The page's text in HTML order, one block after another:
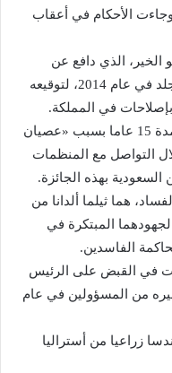
وجاءت الأحكام في أعقاب
الذي دافع عن
المدون رائد بدوي المحكوم بالسجن والجلد في عام 2014، لتوقيعه
في المملكة.
وقد صدر في حقه لاحقاً حكم بالسجن لمدة 15 عاما بسبب «عصيان
التواصل مع المنظمات
السعودية بهذه الجائزة.
هما ثيلما ألدانا من
لجهودهما المبتكرة في
الفاسدين.
في القبض على الرئيس
وغيره من المسؤولين في عام
زراعيا من أستراليا